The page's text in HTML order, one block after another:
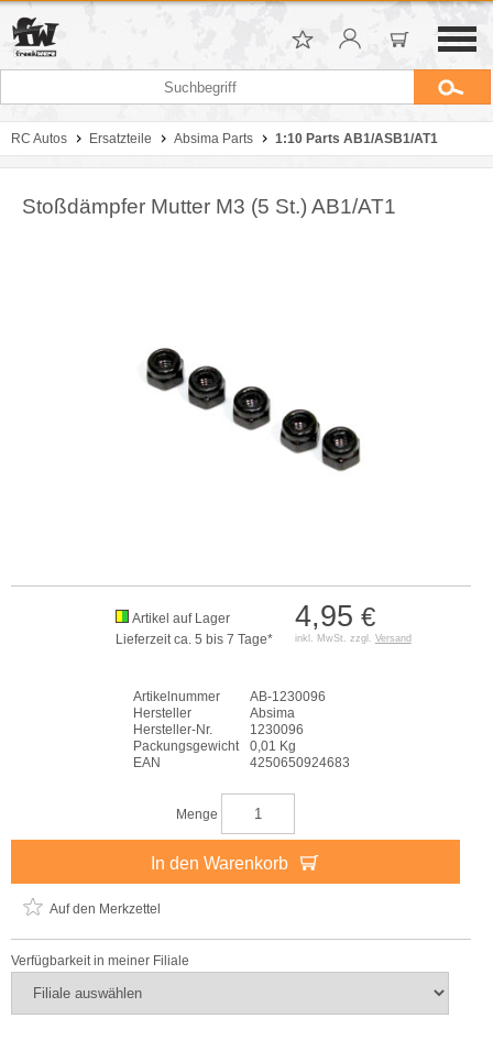
RC Autos Ersatzteile Absima Parts 1:10 Parts AB1/ASB1/AT1
Stoßdämpfer Mutter M3 (5 St.) AB1/AT1
4,95 €
inkl. MwSt. zzgl. Versand
Artikel auf Lager
Lieferzeit ca. 5 bis 7 Tage*
Artikelnummer
AB-1230096
Hersteller
Absima
Hersteller-Nr.
1230096
Packungsgewicht
0,01 Kg
EAN
4250650924683
Menge
In den Warenkorb
Auf den Merkzettel
Verfügbarkeit in meiner Filiale